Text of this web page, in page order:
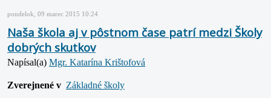
pondelok, 09 marec 2015 10:24
Naša škola aj v pôstnom čase patrí medzi Školy
dobrých skutkov
Napísal(a) Mgr. Katarína Krištofová
Zverejnené v Základné školy